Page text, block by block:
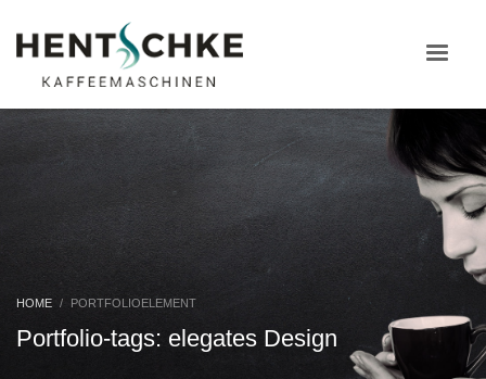
HOME PORTFOLIOELEMENT
Portfolio-tags: elegates Design